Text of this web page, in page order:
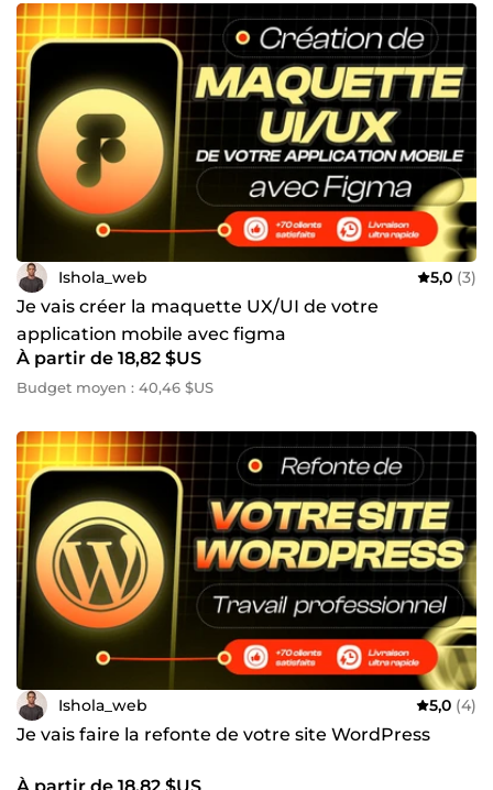
Ishola_web 5,0 (3)
Je vais créer la maquette UX/UI de votre
application mobile avec figma
À partir de 18,82 $US
Budget moyen : 40,46 $US
Ishola_web 5,0 (4)
Je vais faire la refonte de votre site WordPress